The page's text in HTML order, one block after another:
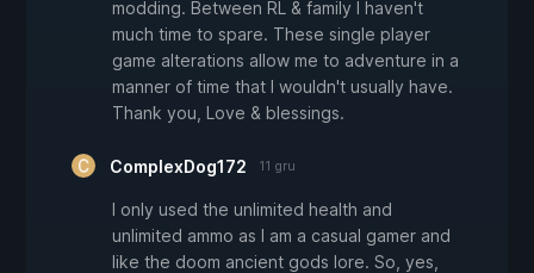
modding. Between RL & family I haven't
much time to spare. These single player
game alterations allow me to adventure in a
manner of time that I wouldn't usually have.
Thank you, Love & blessings.
ComplexDog172 11 gru
I only used the unlimited health and
unlimited ammo as I am a casual gamer and
like the doom ancient gods lore. So, yes,